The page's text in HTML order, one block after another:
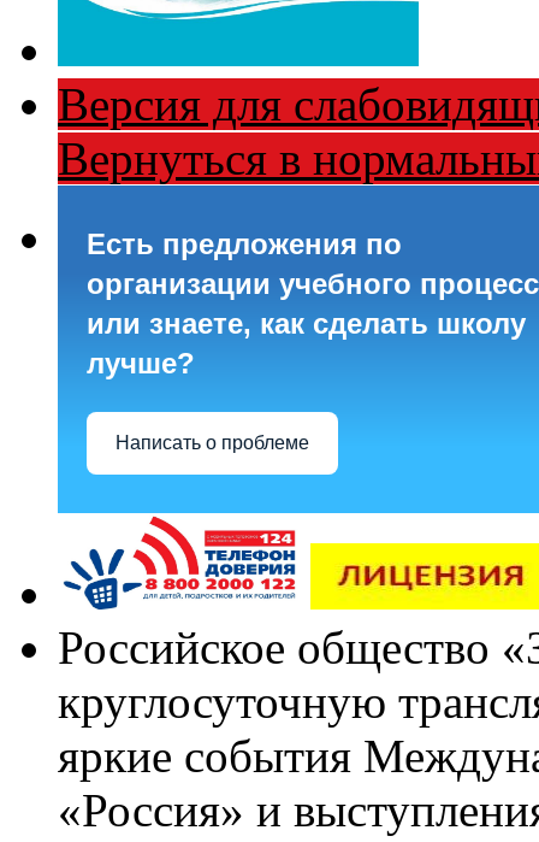
Версия для
Вернуться в
Есть предложения по
организации учебного
или знаете, как сделать школу
лучше?
Написать о проблеме
Российское общество
круглосуточную
яркие события
«Россия» и